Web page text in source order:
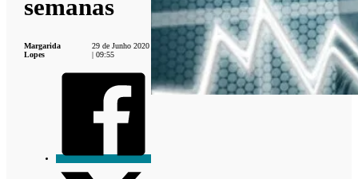
semanas
Margarida
Lopes
29 de Junho 2020
| 09:55